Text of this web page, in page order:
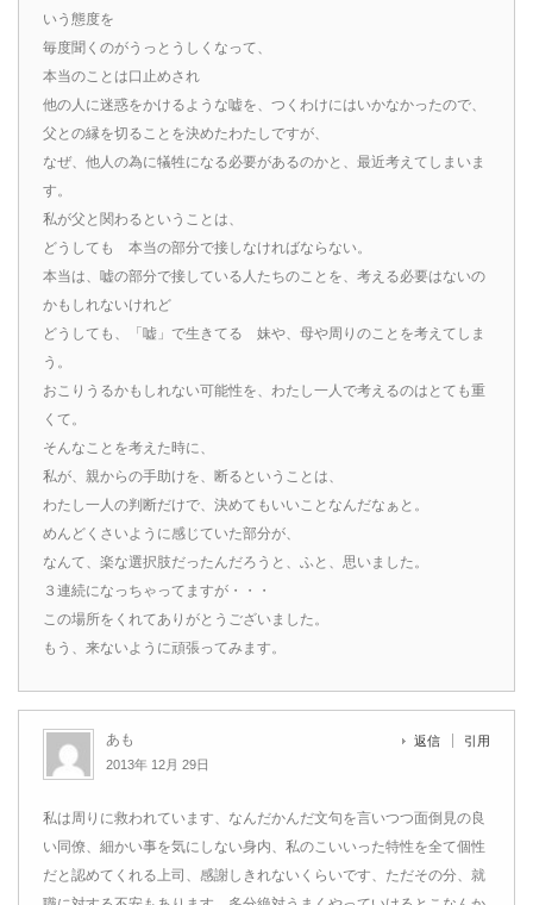
いう態度を
毎度聞くのがうっとうしくなって、
本当のことは口止めされ
他の人に迷惑をかけるような嘘を、つくわけにはいかなかったので、
父との縁を切ることを決めたわたしですが、
なぜ、他人の為に犠牲になる必要があるのかと、最近考えてしまいま
す。
私が父と関わるということは、
どうしても 本当の部分で接しなければならない。
本当は、嘘の部分で接している人たちのことを、考える必要はないの
かもしれないけれど
どうしても、「嘘」で生きてる 妹や、母や周りのことを考えてしま
う。
おこりうるかもしれない可能性を、わたし一人で考えるのはとても重
くて。
そんなことを考えた時に、
私が、親からの手助けを、断るということは、
わたし一人の判断だけで、決めてもいいことなんだなぁと。
めんどくさいように感じていた部分が、
なんて、楽な選択肢だったんだろうと、ふと、思いました。
３連続になっちゃってますが・・・
この場所をくれてありがとうございました。
もう、来ないように頑張ってみます。
あも
2013年 12月 29日
返信 引用
私は周りに救われています、なんだかんだ文句を言いつつ面倒見の良
い同僚、細かい事を気にしない身内、私のこいいった特性を全て個性
だと認めてくれる上司、感謝しきれないくらいです、ただその分、就